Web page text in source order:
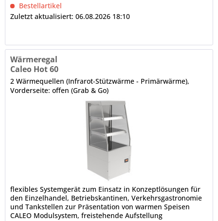
Bestellartikel
Zuletzt aktualisiert: 06.08.2026 18:10
Wärmeregal
Caleo Hot 60
2 Wärmequellen (Infrarot-Stützwärme - Primärwärme),
Vorderseite: offen (Grab & Go)
flexibles Systemgerät zum Einsatz in Konzeptlösungen für
den Einzelhandel, Betriebskantinen, Verkehrsgastronomie
und Tankstellen zur Präsentation von warmen Speisen
CALEO Modulsystem, freistehende Aufstellung